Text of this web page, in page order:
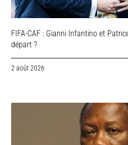
FIFA-CAF : Gianni Infantino et
départ ?
2 août 2026